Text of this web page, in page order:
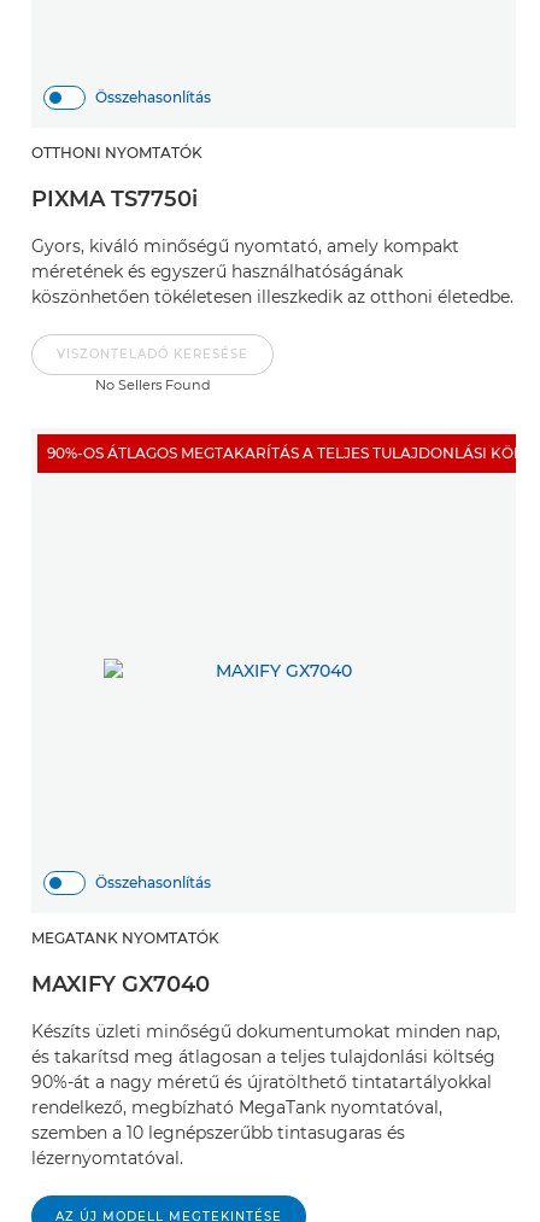
Összehasonlítás
OTTHONI NYOMTATÓK
PIXMA TS7750i
Gyors, kiváló minőségű nyomtató, amely kompakt
méretének és egyszerű használhatóságának
köszönhetően tökéletesen illeszkedik az otthoni életedbe.
VISZONTELADÓ KERESÉSE
No Sellers Found
Összehasonlítás
90%-OS ÁTLAGOS MEGTAKARÍTÁS A TELJES TULAJDONLÁSI
MEGATANK NYOMTATÓK
MAXIFY GX7040
Készíts üzleti minőségű dokumentumokat minden nap,
és takarítsd meg átlagosan a teljes tulajdonlási költség
90%-át a nagy méretű és újratölthető tintatartályokkal
rendelkező, megbízható MegaTank nyomtatóval,
szemben a 10 legnépszerűbb tintasugaras és
lézernyomtatóval.
AZ ÚJ MODELL MEGTEKINTÉSE